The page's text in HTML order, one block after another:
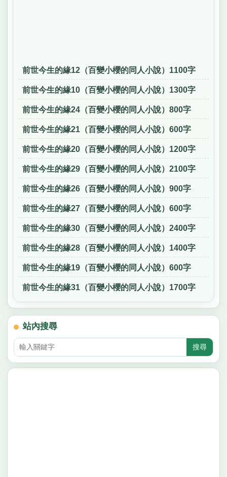
前世今生的緣12（百變小櫻的同人小說）1100字
前世今生的緣10（百變小櫻的同人小說）1300字
前世今生的緣24（百變小櫻的同人小說）800字
前世今生的緣21（百變小櫻的同人小說）600字
前世今生的緣20（百變小櫻的同人小說）1200字
前世今生的緣29（百變小櫻的同人小說）2100字
前世今生的緣26（百變小櫻的同人小說）900字
前世今生的緣27（百變小櫻的同人小說）600字
前世今生的緣30（百變小櫻的同人小說）2400字
前世今生的緣28（百變小櫻的同人小說）1400字
前世今生的緣19（百變小櫻的同人小說）600字
前世今生的緣31（百變小櫻的同人小說）1700字
站內搜尋